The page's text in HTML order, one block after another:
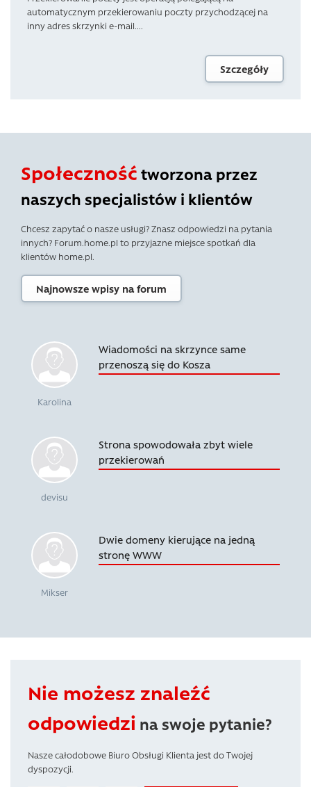
automatycznym przekierowaniu poczty przychodzącej na
inny adres skrzynki e-mail....
Szczegóły
Społeczność tworzona przez
naszych specjalistów i klientów
Chcesz zapytać o nasze usługi? Znasz odpowiedzi na pytania
innych? Forum.home.pl to przyjazne miejsce spotkań dla
klientów home.pl.
Najnowsze wpisy na forum
Karolina
Wiadomości na skrzynce same
przenoszą się do Kosza
devisu
Strona spowodowała zbyt wiele
przekierowań
Mikser
Dwie domeny kierujące na jedną
stronę WWW
Nie możesz znaleźć
odpowiedzi na swoje pytanie?
Nasze całodobowe Biuro Obsługi Klienta jest do Twojej
dyspozycji.